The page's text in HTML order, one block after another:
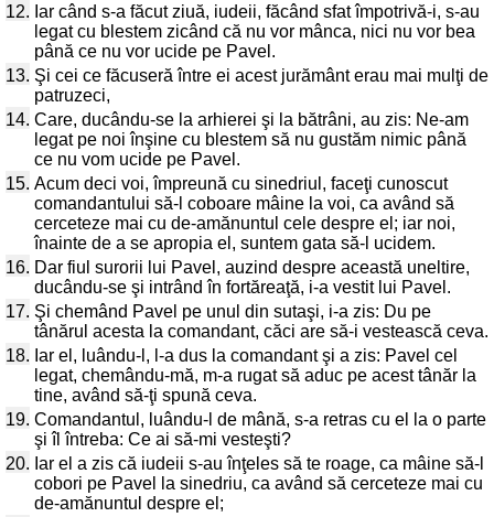
12. Iar când s-a făcut ziuă, iudeii, făcând sfat împotrivă-i, s-au
legat cu blestem zicând că nu vor mânca, nici nu vor bea
până ce nu vor ucide pe Pavel.
13. Şi cei ce făcuseră între ei acest jurământ erau mai mulţi de
patruzeci,
14. Care, ducându-se la arhierei şi la bătrâni, au zis: Ne-am
legat pe noi înşine cu blestem să nu gustăm nimic până
ce nu vom ucide pe Pavel.
15. Acum deci voi, împreună cu sinedriul, faceţi cunoscut
comandantului să-l coboare mâine la voi, ca având să
cerceteze mai cu de-amănuntul cele despre el; iar noi,
înainte de a se apropia el, suntem gata să-l ucidem.
16. Dar fiul surorii lui Pavel, auzind despre această uneltire,
ducându-se şi intrând în fortăreaţă, i-a vestit lui Pavel.
17. Şi chemând Pavel pe unul din sutaşi, i-a zis: Du pe
tânărul acesta la comandant, căci are să-i vestească ceva.
18. Iar el, luându-l, l-a dus la comandant şi a zis: Pavel cel
legat, chemându-mă, m-a rugat să aduc pe acest tânăr la
tine, având să-ţi spună ceva.
19. Comandantul, luându-l de mână, s-a retras cu el la o parte
şi îl întreba: Ce ai să-mi vesteşti?
20. Iar el a zis că iudeii s-au înţeles să te roage, ca mâine să-l
cobori pe Pavel la sinedriu, ca având să cerceteze mai cu
de-amănuntul despre el;